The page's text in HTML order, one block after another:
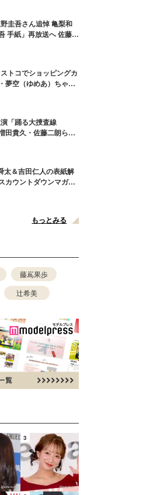
圭吾さん追悼 亀梨和
手紙」再放送へ 佐藤隆
トコでショッピングカ
夢空（ゆめあ）ちゃん
」の声
「踊る大捜査線
田貴久・佐藤二朗ら新
ード”も
太＆吉田仁人の表紙解
カウントダウンマガジ
もっとみる
藤嶌果歩
辻希美
3